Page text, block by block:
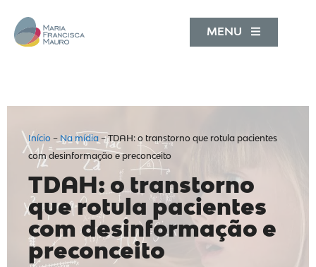
MENU
Início – Na mídia –TDAH: o transtorno que rotula pacientes
com desinformação e preconceito
TDAH: o transtorno
que rotula pacientes
com desinformação e
preconceito